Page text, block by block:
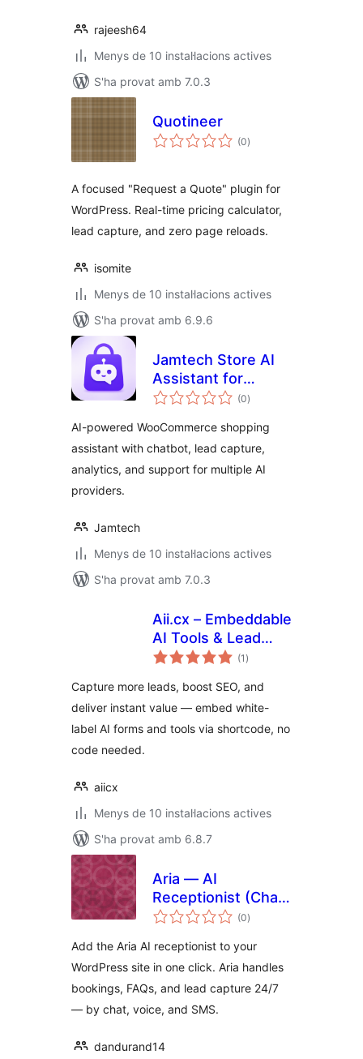
rajeesh64
Menys de 10 instal·lacions actives
S'ha provat amb 7.0.3
Quotineer
(0puntuacions
totals
)
A focused "Request a Quote" plugin for
WordPress. Real-time pricing calculator,
lead capture, and zero page reloads.
isomite
Menys de 10 instal·lacions actives
S'ha provat amb 6.9.6
Jamtech Store AI
Assistant for
WooCommerce
(0puntuacions
totals
)
AI-powered WooCommerce shopping
assistant with chatbot, lead capture,
analytics, and support for multiple AI
providers.
Jamtech
Menys de 10 instal·lacions actives
S'ha provat amb 7.0.3
Aii.cx – Embeddable
AI Tools & Lead
Magnets
(1 puntuacions
totals
)
Capture more leads, boost SEO, and
deliver instant value — embed white-
label AI forms and tools via shortcode, no
code needed.
aiicx
Menys de 10 instal·lacions actives
S'ha provat amb 6.8.7
Aria — AI
Receptionist (Chat
& Voice)
(0puntuacions
totals
)
Add the Aria AI receptionist to your
WordPress site in one click. Aria handles
bookings, FAQs, and lead capture 24/7
— by chat, voice, and SMS.
dandurand14